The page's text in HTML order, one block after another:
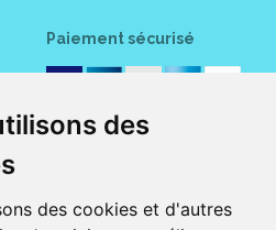
des
des cookies et d'autres
Paiement sécurisé